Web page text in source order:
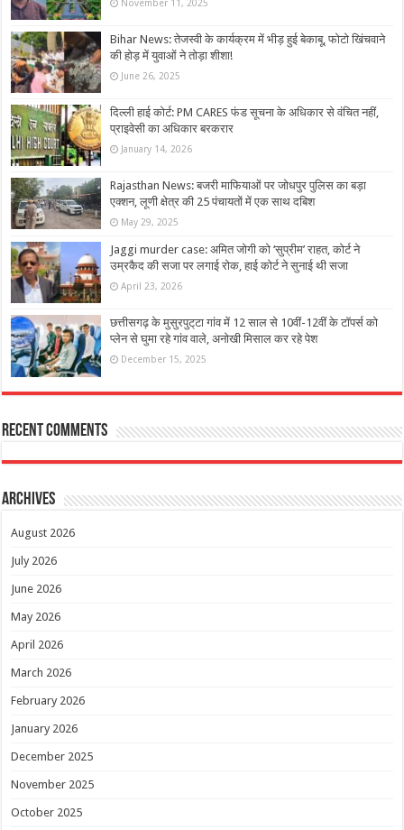
November 11, 2025
Bihar News: तेजस्वी के कार्यक्रम में भीड़ हुई बेकाबू, फोटो खिंचवाने
की होड़ में युवाओं ने तोड़ा शीशा!
June 26, 2025
दिल्ली हाई कोर्ट: PM CARES फंड सूचना के अधिकार से वंचित नहीं,
प्राइवेसी का अधिकार बरकरार
January 14, 2026
Rajasthan News: बजरी माफियाओं पर जोधपुर पुलिस का बड़ा
एक्शन, लूणी क्षेत्र की 25 पंचायतों में एक साथ दबिश
May 29, 2025
Jaggi murder case: अमित जोगी को ‘सुप्रीम’ राहत, कोर्ट ने
उम्रकैद की सजा पर लगाई रोक, हाई कोर्ट ने सुनाई थी सजा
April 23, 2026
छत्तीसगढ़ के मुसुरपुट्‌टा गांव में 12 साल से 10वीं-12वीं के टॉपर्स को
प्लेन से घुमा रहे गांव वाले, अनोखी मिसाल कर रहे पेश
December 15, 2025
Recent Comments
Archives
August 2026
July 2026
June 2026
May 2026
April 2026
March 2026
February 2026
January 2026
December 2025
November 2025
October 2025